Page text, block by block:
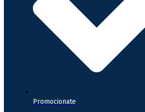
Promocionate